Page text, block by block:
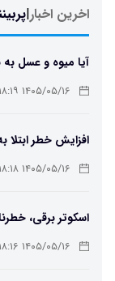
اخرین اخبار|
آیا میوه و عسل
۱۴۰۵/۰۵/۱۶ ۱۸:۱۹
افزایش خطر ابتلا
۶۵ درجه ۱۴۰۵/۰۵/۱۶ ۱۸:۱۸
اسکوتر برقی،
۱۴۰۵/۰۵/۱۶ ۱۸:۱۶